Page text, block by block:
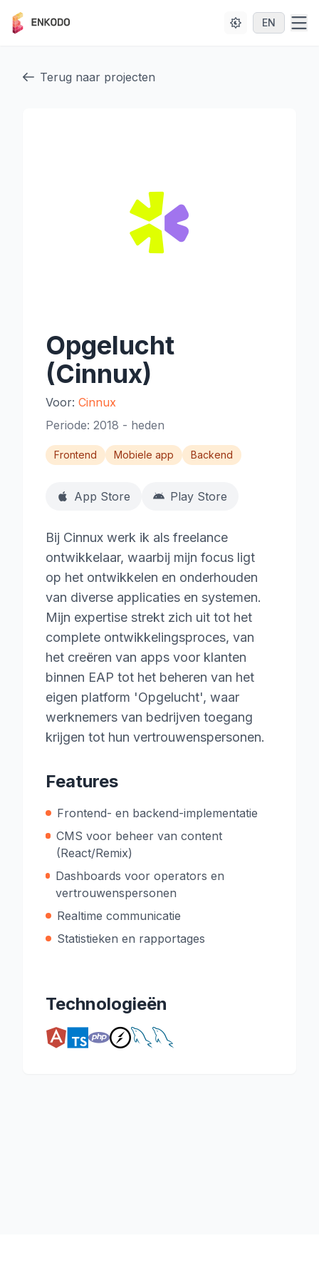
EN
Terug naar projecten
Opgelucht
(Cinnux)
Voor: Cinnux
Periode: 2018 - heden
Frontend Mobiele app Backend
App Store Play Store
Bij Cinnux werk ik als freelance
ontwikkelaar, waarbij mijn focus ligt
op het ontwikkelen en onderhouden
van diverse applicaties en systemen.
Mijn expertise strekt zich uit tot het
complete ontwikkelingsproces, van
het creëren van apps voor klanten
binnen EAP tot het beheren van het
eigen platform 'Opgelucht', waar
werknemers van bedrijven toegang
krijgen tot hun vertrouwenspersonen.
Features
Frontend- en backend-implementatie
CMS voor beheer van content
(React/Remix)
Dashboards voor operators en
vertrouwenspersonen
Realtime communicatie
Statistieken en rapportages
Technologieën